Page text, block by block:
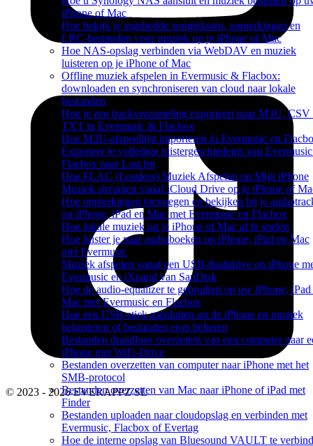
iPhone of Mac
Hoe bekijk je ingebedde songteksten, opmerkingen en
LRC-bestanden voor muziek op je iPhone of Mac
Hoe NAS-opslag verbinden via WebDAV en muziek
luisteren op je iPhone of Mac
Offline muziek afspelen in Evermusic & Flacbox:
downloaden en synchroniseren van cloud naar lokale
bestanden
Hoe je een trackverzameling exporteert naar M3U, CSV
TXT in Evermusic & Flacbox
Hoe M3U-afspeellijst importeren in Evermusic en
Exporteer je volledige luistergeschiedenis van
Flacbox naar Last.fm
Hoe FLAC (Lossless) Muziek Afspelen op Mijn iPhone
Muziek streamen vanaf iCloud Drive op je iPhone of
Hoe opmerkingen toevoegen en bekijken bij je
op iPhone, iPad en Mac met Evermusic en Flacbox
Hoe lokale muziek op je iPhone of Mac af te spelen
Hoe luister je naar audioboeken op iPhone, iPad en Mac
met Evermusic
Muziek afspelen vanaf een USB-flashdrive op iPhone
Evermusic en iXpand van SanDisk
Hoe de audio-equalizer te gebruiken op uw iPhone,
Mac met Evermusic en Flacbox
Hoe een USB-stick aansluiten op de iPhone en muziek
beluisteren of bestanden erop beheren
Bestanden draadloos overzetten van een computer naar
iPhone met WiFi-Drive
Bestanden overzetten van computer naar iPhone met het
SMB-protocol
Bestanden overzetten van Mac naar iPhone of iPad met
Finder
Bestanden uploaden naar cloudopslag en verbinden met
Evermusic, Flacbox of Evertag
Hoe de interne opslag van Bluesound VAULT te
© 2023 - 2026 EVERAPPZ SL